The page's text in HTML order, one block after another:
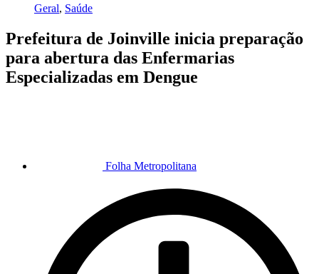
Geral, Saúde
Prefeitura de Joinville inicia preparação
para abertura das Enfermarias
Especializadas em Dengue
Folha Metropolitana